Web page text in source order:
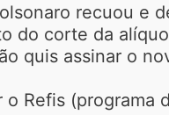
recuou
do corte da
quis assinar o
o Refis